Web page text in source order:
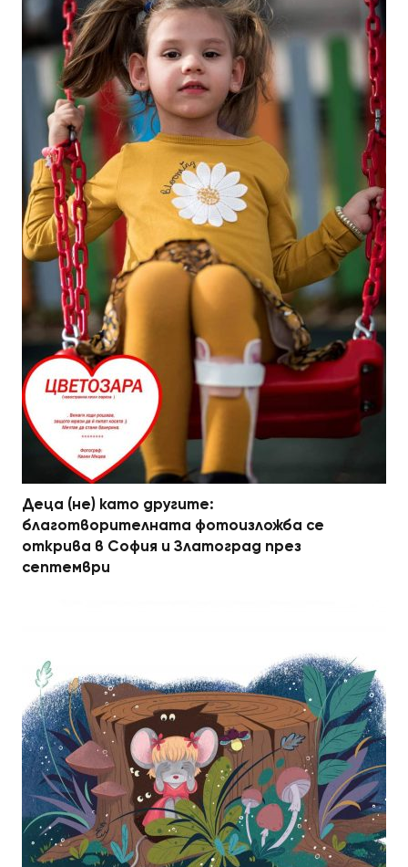
Деца (не) като другите:
благотворителната фотоизложба се
открива в София и Златоград през
септември